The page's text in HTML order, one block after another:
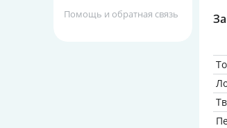
Помощь и обратная связь